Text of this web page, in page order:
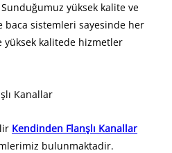
yüksek kalite ve
baca sistemleri sayesinde her
kalitede hizmetler
Kanallar
Kendinden Flanşlı Kanallar
bulunmaktadir.